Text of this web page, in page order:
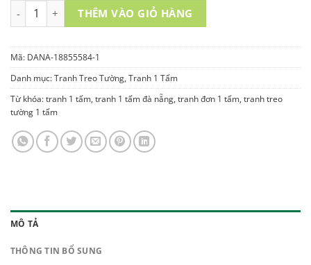
TRANH TREO TƯỜNG 1 TẤM - DANA-18855584-1 số lượng
THÊM VÀO GIỎ HÀNG
Mã: DANA-18855584-1
Danh mục:Tranh Treo Tường, Tranh 1 Tấm
Từ khóa:tranh 1 tấm, tranh 1 tấm đà nẵng, tranh đơn 1 tấm, tranh treo
tường 1 tấm
MÔ TẢ
THÔNG TIN BỔ SUNG